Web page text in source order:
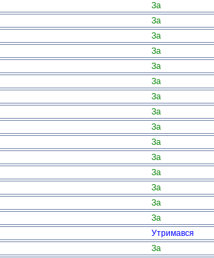
За
За
За
За
За
За
За
За
За
За
За
За
За
За
За
Утримався
За